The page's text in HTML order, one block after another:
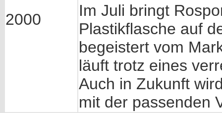
2000
Im Juli bringt
Plastikflasche auf
begeistert vom
läuft trotz eines
Auch in Zukunft
mit der passenden